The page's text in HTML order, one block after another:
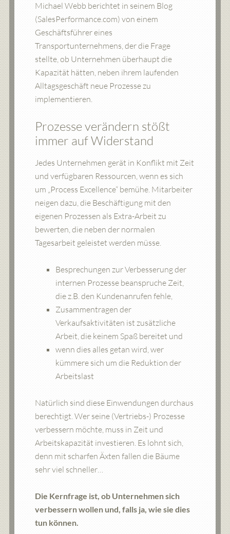
Michael Webb berichtet in seinem Blog
(SalesPerformance.com) von einem
Geschäftsführer eines
Transportunternehmens, der die Frage
stellte, ob Unternehmen überhaupt die
Kapazität hätten, neben ihrem laufenden
Alltagsgeschäft neue Prozesse zu
implementieren.
Prozesse verändern stößt
immer auf Widerstand
Jedes Unternehmen gerät in Konflikt mit Zeit
und verfügbaren Ressourcen, wenn es sich
um „Process Excellence“ bemühe. Mitarbeiter
neigen dazu, die Beschäftigung mit den
eigenen Prozessen als Extra-Arbeit zu
bewerten, die neben der normalen
Tagesarbeit geleistet werden müsse.
Besprechungen zur Verbesserung der
internen Prozesse beanspruche Zeit,
die z.B. den Kundenanrufen fehle,
Zusammentragen der
Verkaufsaktivitäten ist zusätzliche
Arbeit, die keinem Spaß bereitet und
wenn dies alles getan wird, wer
kümmere sich um die Reduktion der
Arbeitslast
Natürlich sind diese Einwendungen durchaus
berechtigt. Wer seine (Vertriebs-) Prozesse
verbessern möchte, muss in Zeit und
Arbeitskapazität investieren. Es lohnt sich,
denn mit scharfen Äxten fallen die Bäume
sehr viel schneller…
Die Kernfrage ist, ob Unternehmen sich
verbessern wollen und, falls ja, wie sie dies
tun können.